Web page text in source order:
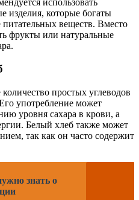
изделия, которые богаты
питательных веществ. Вместо
фрукты или натуральные
простых углеводов
употребление может
уровня сахара в крови, а
Белый хлеб также может
так как он часто содержит
знать о